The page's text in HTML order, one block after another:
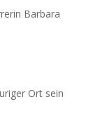
Barbara
Ort sein